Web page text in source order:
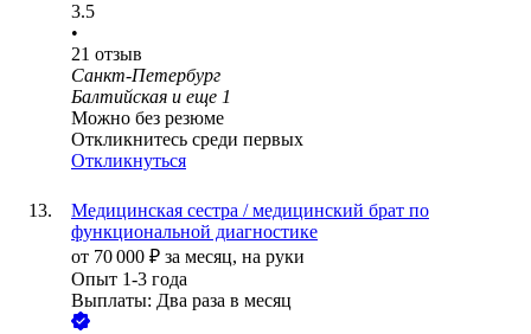
3.5
•
21 отзыв
Санкт-Петербург
Балтийская и еще 1
Можно без резюме
Откликнитесь среди первых
Откликнуться
Медицинская сестра / медицинский брат по
функциональной диагностике
от 70 000 ₽ за месяц, на руки
Опыт 1-3 года
Выплаты: Два раза в месяц